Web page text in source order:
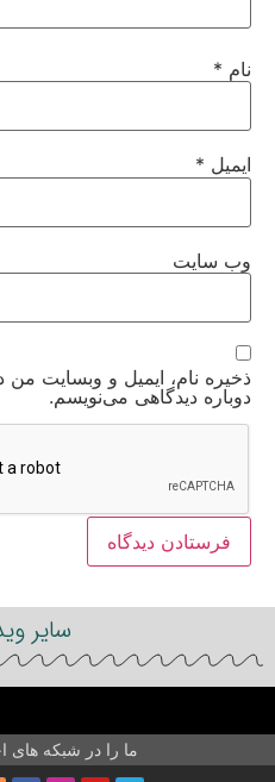
نام *
ایمیل *
وب‌ سایت
ذخیره نام، ایمیل و وبسایت
دوباره دیدگاهی می‌نویسم.
سایر
ما را در شبکه های